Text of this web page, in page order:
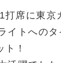
打席に東
イトへのタ
！